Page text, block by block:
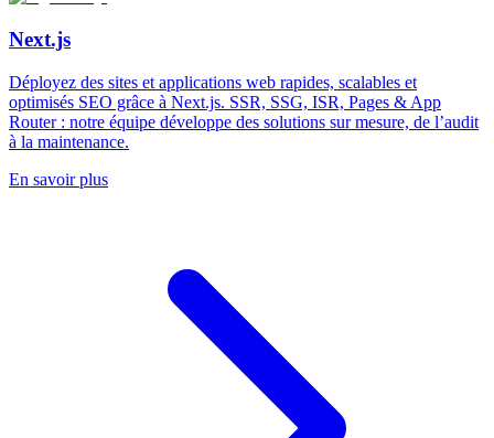
Next.js
Déployez des sites et applications web rapides, scalables et
optimisés SEO grâce à Next.js. SSR, SSG, ISR, Pages & App
Router : notre équipe développe des solutions sur mesure, de l’audit
à la maintenance.
En savoir plus